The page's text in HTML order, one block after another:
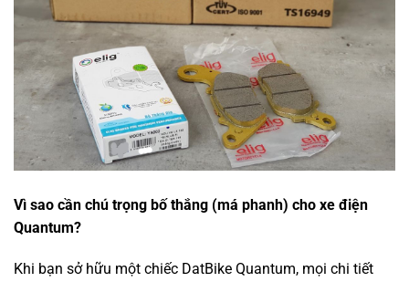
Vì sao cần chú trọng bố thắng (má phanh) cho xe điện
Quantum?
Khi bạn sở hữu một chiếc DatBike Quantum, mọi chi tiết